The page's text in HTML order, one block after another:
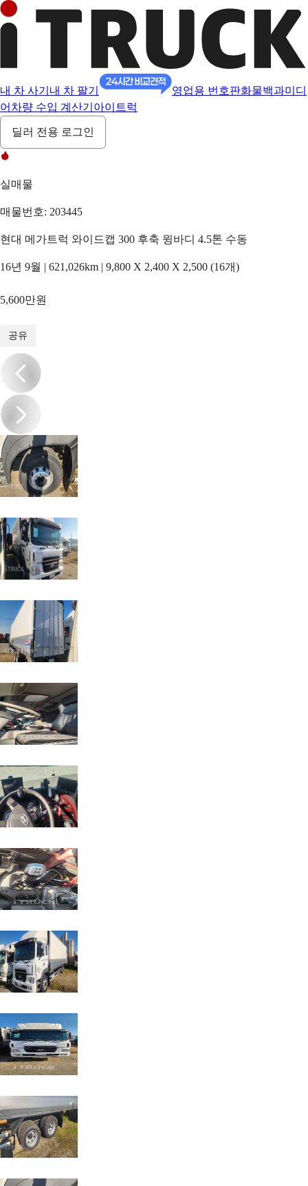
내 차 사기 내 차 팔기 영업용 번호판화물백과미디
어 차량 수입 계산기 아이트럭
딜러 전용 로그인
실매물
매물번호: 203445
현대 메가트럭 와이드캡 300 후축 윙바디 4.5톤 수동
16년 9월 | 621,026km | 9,800 X 2,400 X 2,500 (16개)
5,600만원
공유
/9